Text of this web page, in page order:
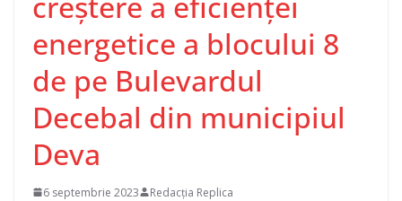
energetice a blocului 8
de pe Bulevardul
Decebal din municipiul
Deva
6 septembrie 2023 Redacția Replica